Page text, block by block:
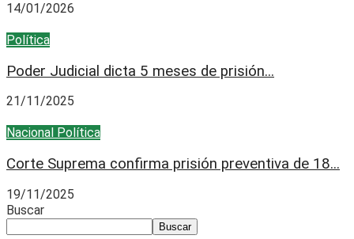
14/01/2026
Política
Poder Judicial dicta 5 meses de prisión...
21/11/2025
Nacional Política
Corte Suprema confirma prisión preventiva de 18...
19/11/2025
Buscar
Buscar